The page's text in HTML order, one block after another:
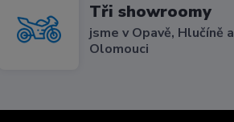
Tři showroomy
jsme v Opavě, Hlučíně a
Olomouci